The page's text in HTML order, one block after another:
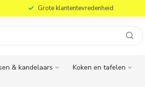
Grote klantentevredenheid
& kandelaars Koken en tafelen